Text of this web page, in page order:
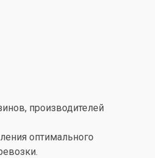
производителей
оптимального